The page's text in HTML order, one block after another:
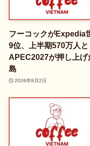
フーコックがExpedia
9位、上半期570万人と
APEC2027が押し上げ
島
2026年8月2日